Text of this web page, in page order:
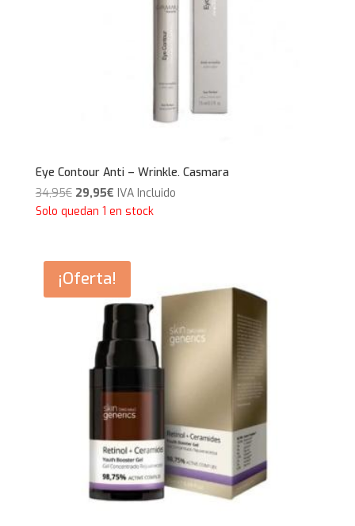
Eye Contour Anti – Wrinkle. Casmara
34,95€ El
precio
34,95€.
29,95€El
precio
29,95€.
IVA Incluido
Solo quedan 1 en stock
¡Oferta!